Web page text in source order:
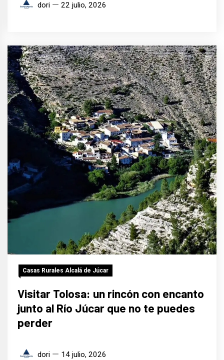
dori 22 julio, 2026
Casas Rurales Alcalá de Júcar
Visitar Tolosa: un rincón con encanto
junto al Río Júcar que no te puedes
perder
dori 14 julio, 2026